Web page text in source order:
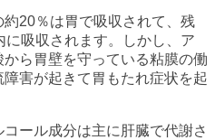
20％は胃で吸収されて、残
に吸収されます。しかし、ア
ら胃壁を守っている粘膜の働
害が起きて胃もたれ症状を起
ール成分は主に肝臓で代謝さ